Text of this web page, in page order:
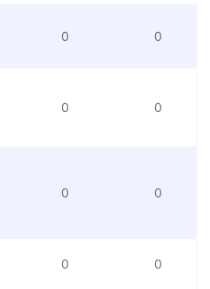
0 0
0 0
0 0
0 0